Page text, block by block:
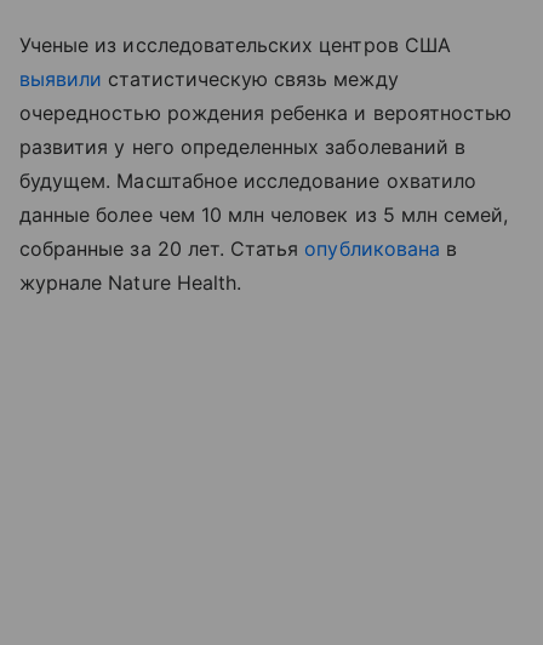
Ученые из исследовательских центров США
выявили статистическую связь между
очередностью рождения ребенка и вероятностью
развития у него определенных заболеваний в
будущем. Масштабное исследование охватило
данные более чем 10 млн человек из 5 млн семей,
собранные за 20 лет. Статья опубликована в
журнале Nature Health.